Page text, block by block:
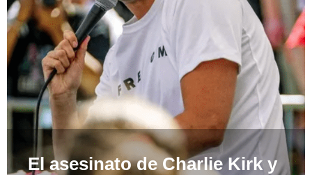
El asesinato de Charlie Kirk y